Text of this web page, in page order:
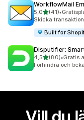
WorkflowMail
5,0av 5 stjärnor
(41)
41 recensioner
•
Skicka
Built for
Disputifier:
4,5av 5 stjärnor
(80)
80 recensioner
•Gratis
Förhindra och